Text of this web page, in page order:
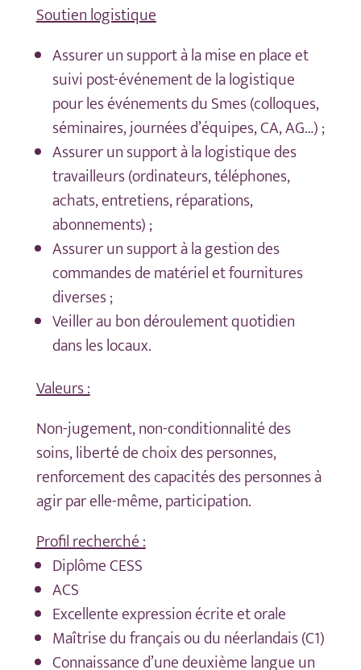
Soutien logistique
Assurer un support à la mise en place et
suivi post-événement de la logistique
pour les événements du Smes (colloques,
séminaires, journées d’équipes, CA, AG…) ;
Assurer un support à la logistique des
travailleurs (ordinateurs, téléphones,
achats, entretiens, réparations,
abonnements) ;
Assurer un support à la gestion des
commandes de matériel et fournitures
diverses ;
Veiller au bon déroulement quotidien
dans les locaux.
Valeurs :
Non-jugement, non-conditionnalité des
soins, liberté de choix des personnes,
renforcement des capacités des personnes à
agir par elle-même, participation.
Profil recherché :
Diplôme CESS
ACS
Excellente expression écrite et orale
Maîtrise du français ou du néerlandais (C1)
Connaissance d’une deuxième langue un